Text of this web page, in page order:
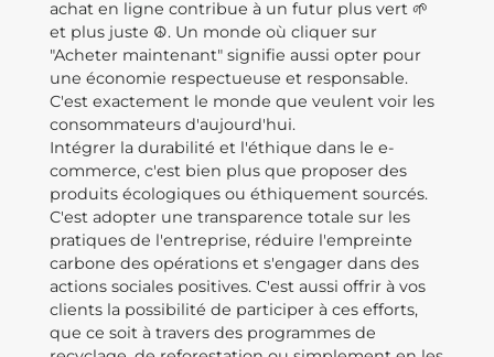
achat en ligne contribue à un futur plus vert 🌱
et plus juste ☮️. Un monde où cliquer sur
"Acheter maintenant" signifie aussi opter pour
une économie respectueuse et responsable.
C'est exactement le monde que veulent voir les
consommateurs d'aujourd'hui.
Intégrer la durabilité et l'éthique dans le e-
commerce, c'est bien plus que proposer des
produits écologiques ou éthiquement sourcés.
C'est adopter une transparence totale sur les
pratiques de l'entreprise, réduire l'empreinte
carbone des opérations et s'engager dans des
actions sociales positives. C'est aussi offrir à vos
clients la possibilité de participer à ces efforts,
que ce soit à travers des programmes de